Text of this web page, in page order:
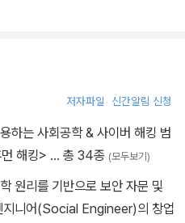
저자파일 신간알림 신청
하는 사회공학 & 사이버 해킹 범
해킹> … 총 34종 (모두보기)
원리를 기반으로 보안 자문 및
지니어(Social Engineer)의 창업